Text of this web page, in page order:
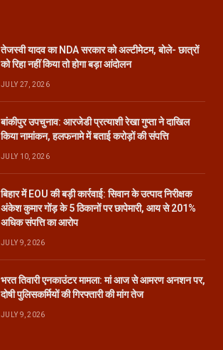
तेजस्वी यादव का NDA सरकार को अल्टीमेटम, बोले- छात्रों
को रिहा नहीं किया तो होगा बड़ा आंदोलन
JULY 27, 2026
बांकीपुर उपचुनाव: आरजेडी प्रत्याशी रेखा गुप्ता ने दाखिल
किया नामांकन, हलफनामे में बताई करोड़ों की संपत्ति
JULY 10, 2026
बिहार में EOU की बड़ी कार्रवाई: सिवान के उत्पाद निरीक्षक
अंकेश कुमार गोंड़ के 5 ठिकानों पर छापेमारी, आय से 201%
अधिक संपत्ति का आरोप
JULY 9, 2026
भरत तिवारी एनकाउंटर मामला: मां आज से आमरण अनशन पर,
दोषी पुलिसकर्मियों की गिरफ्तारी की मांग तेज
JULY 9, 2026